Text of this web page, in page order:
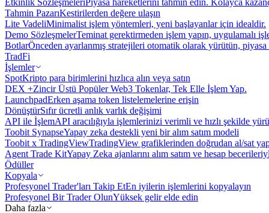
Etkinlik SözleşmeleriPiyasa hareketlerini tahmin edin. Kolayca
Tahmin PazarıKestirilerden değere ulaşın
Lite VadeliMinimalist işlem yöntemleri, yeni başlayanlar için idealdir.
Demo SözleşmelerTeminat gerektirmeden işlem yapın, uygulamalı
BotlarÖnceden ayarlanmış stratejileri otomatik olarak yürütün, piyasa
TradFi
İşlemler
SpotKripto para birimlerini hızlıca alın veya satın
DEX +Zincir Üstü Popüler Web3 Tokenlar, Tek Elle İşlem Yap.
LaunchpadErken aşama token listelemelerine erişin
DönüştürSıfır ücretli anlık varlık değişimi
API ile İşlemAPI aracılığıyla işlemlerinizi verimli ve hızlı şekilde
Toobit SynapseYapay zeka destekli yeni bir alım satım modeli
Toobit x TradingViewTradingView grafiklerinden doğrudan al/sat
Agent Trade KitYapay Zeka ajanlarını alım satım ve hesap
Ödüller
Kopyala
Profesyonel Trader'ları Takip EtEn iyilerin işlemlerini kopyalayın
Profesyonel Bir Trader OlunYüksek gelir elde edin
Daha fazla